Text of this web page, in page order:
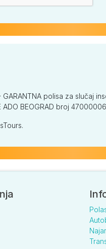
polisa za slučaj
BEOGRAD broj